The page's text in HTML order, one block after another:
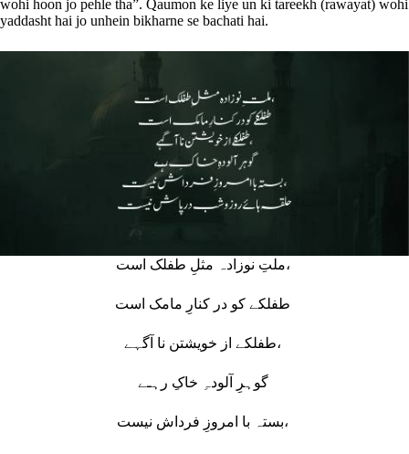
wohi hoon jo pehle tha”. Qaumon ke liye un ki tareekh (rawayat) wohi
yaddasht hai jo unhein bikharne se bachati hai.
ملتِ نوزادہ مثلِ طفلک است،
طفلکے از خویشتن نا آگہے،
گوہرِ آلودہِ خاکِ رہـے
بستہ با امروزِ فرداش نیست،